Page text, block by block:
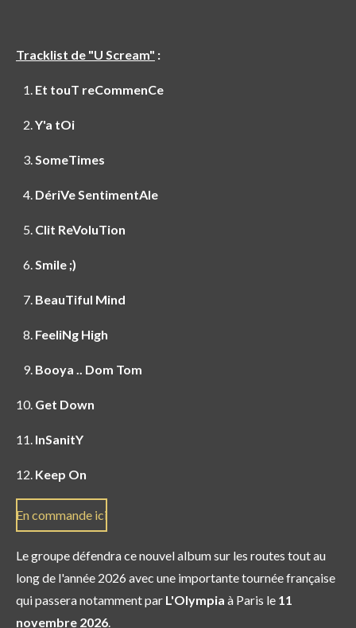
Tracklist de "U Scream" :
Et touT reCommenCe
Y'a tOi
SomeTimes
DériVe SentimentAle
Clit ReVoluTion
Smile ;)
BeauTiful Mind
FeeliNg High
Booya .. Dom Tom
Get Down
InSanitY
Keep On
En commande ici
Le groupe défendra ce nouvel album sur les routes tout au
long de l'année 2026 avec une importante tournée française
qui passera notamment par L'Olympia à Paris le 11
novembre 2026